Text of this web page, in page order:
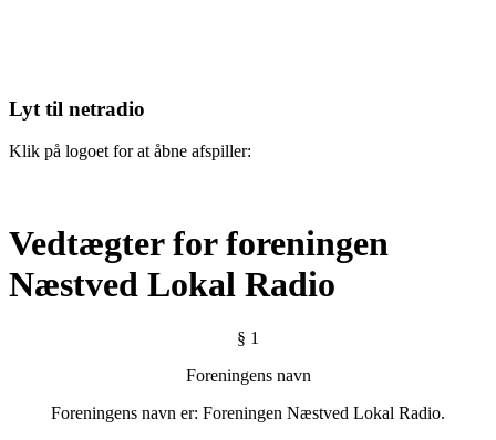
Lyt til netradio
Klik på logoet for at åbne afspiller:
Vedtægter for foreningen
Næstved Lokal Radio
§ 1
Foreningens navn
Foreningens navn er: Foreningen Næstved Lokal Radio.